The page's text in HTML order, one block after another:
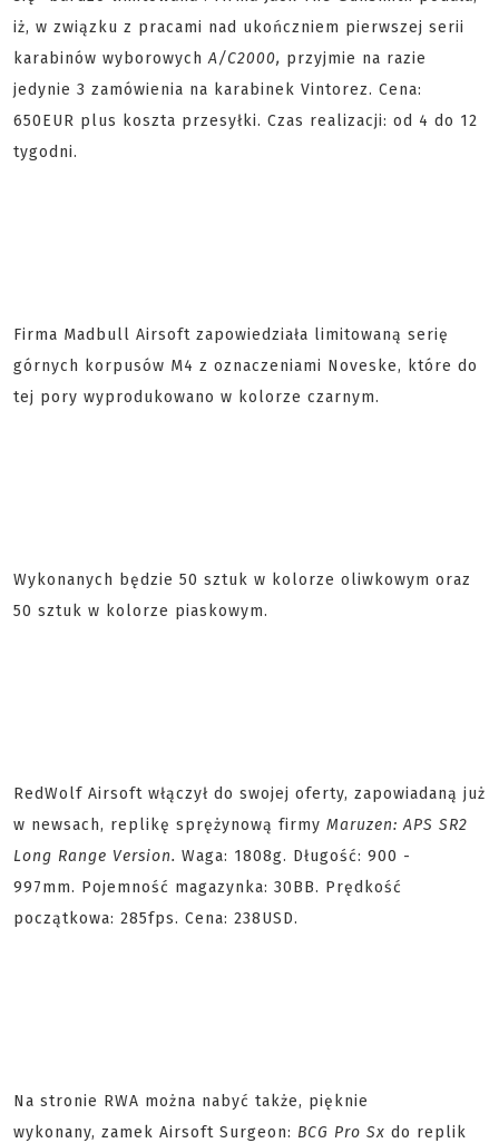
iż, w związku z pracami nad ukończniem pierwszej serii
karabinów wyborowychA/C2000, przyjmie na razie
jedynie 3 zamówienia na karabinek Vintorez. Cena:
650EUR plus koszta przesyłki. Czas realizacji: od 4 do 12
tygodni.
Firma Madbull Airsoft zapowiedziała limitowaną serię
górnych korpusów M4 z oznaczeniami Noveske, które do
tej pory wyprodukowano w kolorze czarnym.
Wykonanych będzie 50 sztuk w kolorze oliwkowym oraz
50 sztuk w kolorze piaskowym.
RedWolf Airsoft włączył do swojej oferty, zapowiadaną już
w newsach, replikę sprężynową firmy Maruzen: APS SR2
Long Range Version. Waga: 1808g. Długość: 900 -
997mm. Pojemność magazynka: 30BB. Prędkość
początkowa: 285fps. Cena: 238USD.
Na stronie RWA można nabyć także, pięknie
wykonany, zamek Airsoft Surgeon: BCG Pro Sx do replik